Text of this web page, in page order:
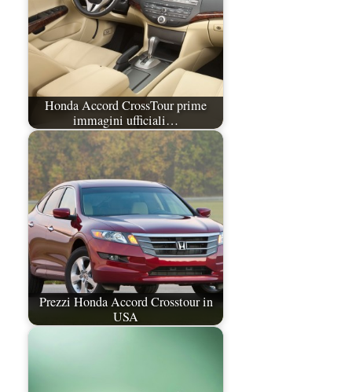
Honda Accord CrossTour prime
immagini ufficiali…
Prezzi Honda Accord Crosstour in
USA